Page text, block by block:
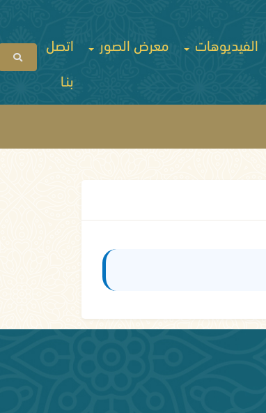
الفيديوهات معرض الصور
اتصل
بنـا